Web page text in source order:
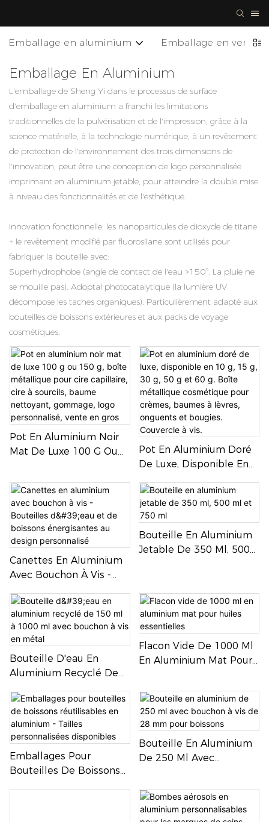
Emballage en aluminium Emballage en verre
Emballage En Aluminium
L'emballage de Sheng Yi dans le processus de surface
d'emballage en aluminium a franchi les limitations
traditionnelles de la pulvérisation et de l'impression, grâce à la
science matérielle, à la technologie numérique, à un revêtement
de protection de l'environnement des trois dimensions de
l'innovation, peut être une conception de logo personnalisée
imprimant en aluminium jetable, pour atteindre la double mise
à niveau des fonctionnalités et de l'esthétique.
Innovation fonctionnelle: les nanoparticules de dioxyde de titane
+ le revêtement modifié par fluorosilane sont utilisés pour
fabriquer la bouteille avec:
Superhydrophobe (angle de contact de l'eau >150°, La pluie ne
se mouille pas). Adoptal photocatalytique (la lumière UV
décompose les taches organiques). Particulièrement adapté aux
bouteilles de boissons extérieures et aux packs de voyage
cosmétiques.
Pot En Aluminium Noir
Mat De Luxe 100 G Ou
Pour Cire Capillaire, Cire
À Sourcils, Baume
Nettoyant, Gommage,
Logo Personnalisé, Vente
En Gros
Pot En Aluminium Doré
De Luxe, Disponible En
60 G. Boîte Métallique
Cosmétique Pour
Crèmes, Baumes À
Lèvres, Onguents Et
Bougies. Couvercle À Vis.
Canettes En Aluminium
Avec Bouchon À Vis -
Boissons Énergisantes
Au Design Personnalisé
Bouteille En Aluminium
Jetable De 350 Ml, 500
Bouteille D'eau En
Aluminium Recyclé De
Bouchon À Vis En Métal
Flacon Vide De 1000 Ml
En Aluminium Mat Pour
Emballages Pour
Bouteilles De Boissons
Bouteille En Aluminium
De 250 Ml Avec
Mm Pour Boissons